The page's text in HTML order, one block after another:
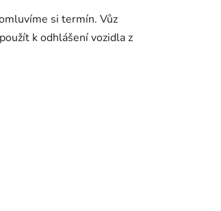
si termín. Vůz
k odhlášení vozidla z